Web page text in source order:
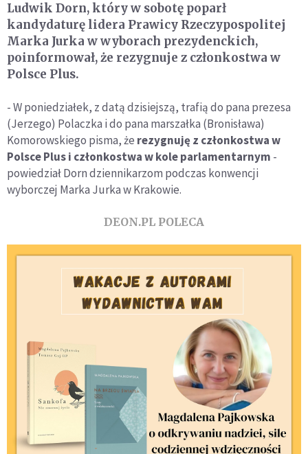
Ludwik Dorn, który w sobotę poparł
kandydaturę lidera Prawicy Rzeczypospolitej
Marka Jurka w wyborach prezydenckich,
poinformował, że rezygnuje z członkostwa w
Polsce Plus.
- W poniedziałek, z datą dzisiejszą, trafią do pana prezesa
(Jerzego) Polaczka i do pana marszałka (Bronisława)
Komorowskiego pisma, że rezygnuję z członkostwa w
Polsce Plus i członkostwa w kole parlamentarnym -
powiedział Dorn dziennikarzom podczas konwencji
wyborczej Marka Jurka w Krakowie.
DEON.PL POLECA